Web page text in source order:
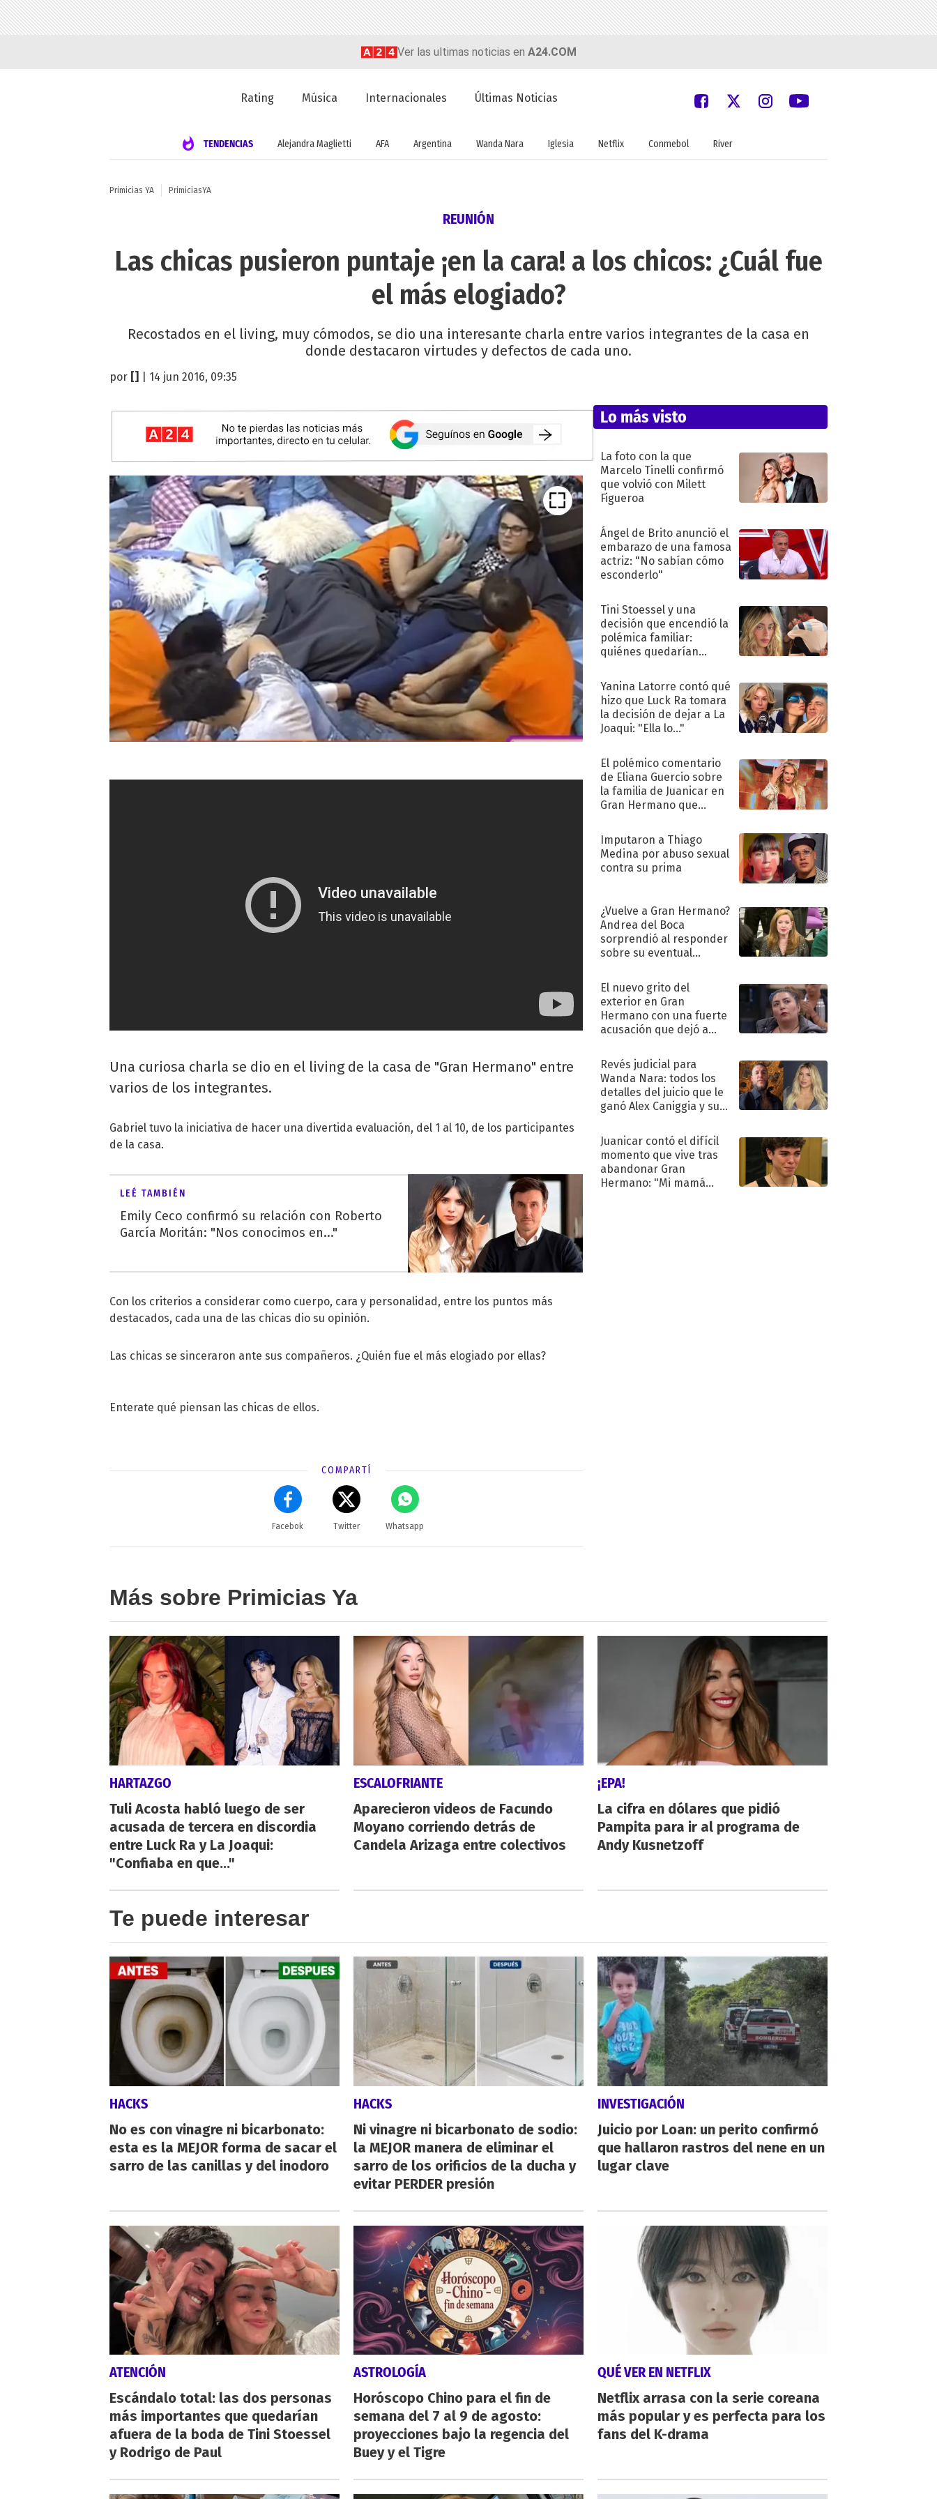
Ver las ultimas noticias en A24.COM
Rating Música Internacionales Últimas Noticias
TENDENCIAS Alejandra Maglietti AFA Argentina Wanda Nara Iglesia Netflix Conmebol River
Primicias YA PrimiciasYA
REUNIÓN
Las chicas pusieron puntaje ¡en la cara! a los chicos: ¿Cuál fue
el más elogiado?
Recostados en el living, muy cómodos, se dio una interesante charla entre varios integrantes de la casa en
donde destacaron virtudes y defectos de cada uno.
por | 14 jun 2016, 09:35
Una curiosa charla se dio en el living de la casa de "Gran Hermano" entre
varios de los integrantes.
Gabriel tuvo la iniciativa de hacer una divertida evaluación, del 1 al 10, de los participantes
de la casa.
LEÉ TAMBIÉN
Emily Ceco confirmó su relación con Roberto
García Moritán: "Nos conocimos en..."
Con los criterios a considerar como cuerpo, cara y personalidad, entre los puntos más
destacados, cada una de las chicas dio su opinión.
Las chicas se sinceraron ante sus compañeros. ¿Quién fue el más elogiado por ellas?
Enterate qué piensan las chicas de ellos.
COMPARTÍ
Facebok Twitter Whatsapp
Lo más visto
La foto con la que
Marcelo Tinelli confirmó
que volvió con Milett
Figueroa
Ángel de Brito anunció el
embarazo de una famosa
actriz: "No sabían cómo
esconderlo"
Tini Stoessel y una
decisión que encendió la
polémica familiar:
quiénes quedarían
Yanina Latorre contó qué
hizo que Luck Ra tomara
la decisión de dejar a La
Joaqui: "Ella lo..."
El polémico comentario
de Eliana Guercio sobre
la familia de Juanicar en
Gran Hermano que
Imputaron a Thiago
Medina por abuso sexual
contra su prima
¿Vuelve a Gran Hermano?
Andrea del Boca
sorprendió al responder
sobre su eventual
El nuevo grito del
exterior en Gran
Hermano con una fuerte
acusación que dejó a
"Traidora"
Revés judicial para
Wanda Nara: todos los
detalles del juicio que le
ganó Alex Caniggia y sus
Juanicar contó el difícil
momento que vive tras
abandonar Gran
Hermano: "Mi mamá
Más sobre Primicias Ya
HARTAZGO
Tuli Acosta habló luego de ser
acusada de tercera en discordia
entre Luck Ra y La Joaqui:
"Confiaba en que..."
ESCALOFRIANTE
Aparecieron videos de Facundo
Moyano corriendo detrás de
Candela Arizaga entre colectivos
¡EPA!
La cifra en dólares que pidió
Pampita para ir al programa de
Andy Kusnetzoff
Te puede interesar
HACKS
No es con vinagre ni bicarbonato:
esta es la MEJOR forma de sacar el
sarro de las canillas y del inodoro
HACKS
Ni vinagre ni bicarbonato de sodio:
la MEJOR manera de eliminar el
sarro de los orificios de la ducha y
evitar PERDER presión
INVESTIGACIÓN
Juicio por Loan: un perito confirmó
que hallaron rastros del nene en un
lugar clave
ATENCIÓN
Escándalo total: las dos personas
más importantes que quedarían
afuera de la boda de Tini Stoessel
y Rodrigo de Paul
ASTROLOGÍA
Horóscopo Chino para el fin de
semana del 7 al 9 de agosto:
proyecciones bajo la regencia del
Buey y el Tigre
QUÉ VER EN NETFLIX
Netflix arrasa con la serie coreana
más popular y es perfecta para los
fans del K-drama